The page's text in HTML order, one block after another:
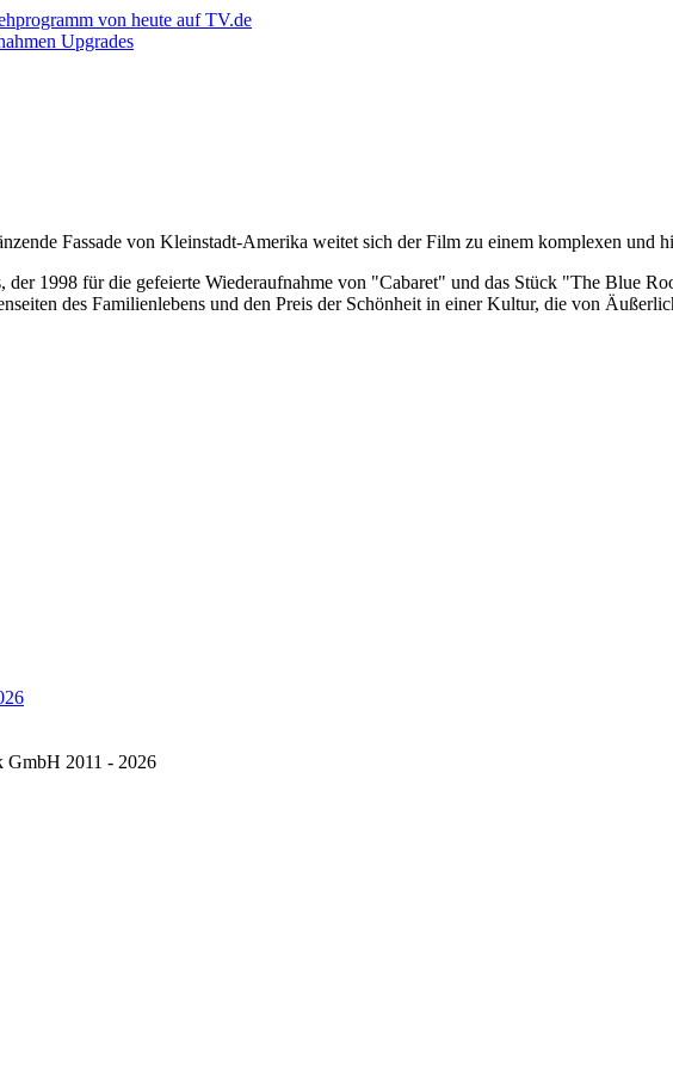
Upgrades
Fassade von Kleinstadt-Amerika weitet sich der Film zu einem komplexen und
der 1998 für die gefeierte Wiederaufnahme von "Cabaret" und das Stück "The Blue
des Familienlebens und den Preis der Schönheit in einer Kultur, die von
2011 - 2026